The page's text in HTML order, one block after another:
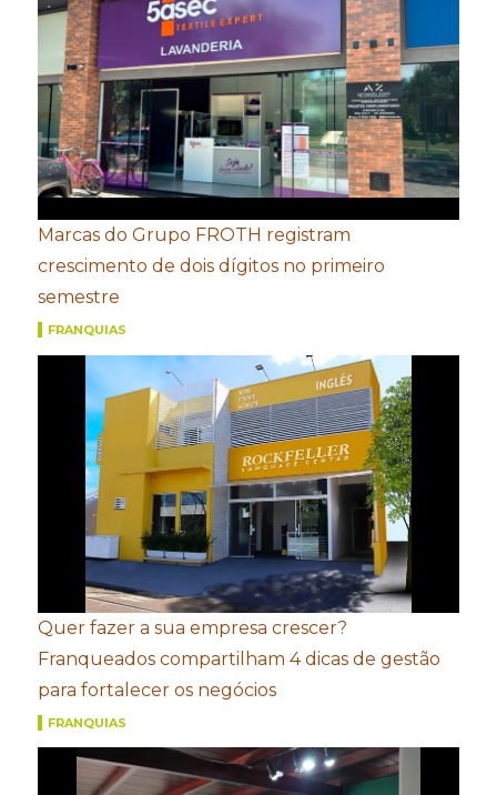
Marcas do Grupo FROTH registram
crescimento de dois dígitos no primeiro
semestre
FRANQUIAS
Quer fazer a sua empresa crescer?
Franqueados compartilham 4 dicas de gestão
para fortalecer os negócios
FRANQUIAS